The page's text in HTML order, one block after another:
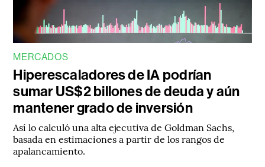
MERCADOS
Hiperescaladores de IA podrían
sumar US$2 billones de deuda y aún
mantener grado de inversión
Así lo calculó una alta ejecutiva de Goldman Sachs,
basada en estimaciones a partir de los rangos de
apalancamiento.